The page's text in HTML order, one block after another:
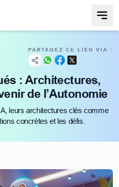
PARTAGEZ CE LIEN VIA :
: Architectures,
de l’Autonomie
leurs architectures clés comme
concrètes et les défis.